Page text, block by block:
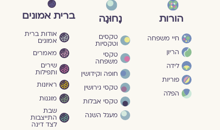
הורות
חיי משפחה
הריון
לידה
פוריות
הפלה
נָחוּגָה
טקסים
וטקסיות
טקסי
משפחה
חופה וקידושין
טקסי גירושין
טקסי אבלות
מעגל השנה
ברית אמונים
אודות ברית
אמונים
מאמרים
שירים
ותפילות
ראיונות
מוגנוּת
שבת
התייצבות
לצד דינה